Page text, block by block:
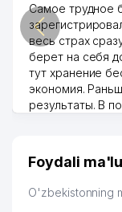
44 DILRUZ
45 ART
46
MChJ
48
49 LAZOKAT
Самое трудное
весь страх
берет на себя
тут хранение
экономия.
результаты. В
дальше
Hamida
Foydali
O'zbekistonning